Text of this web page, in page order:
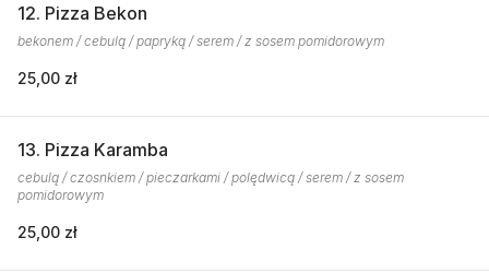
12. Pizza Bekon
bekonem / cebulą / papryką / serem / z sosem pomidorowym
25,00 zł
13. Pizza Karamba
cebulą / czosnkiem / pieczarkami / polędwicą / serem / z sosem
pomidorowym
25,00 zł